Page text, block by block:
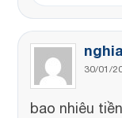
nghia
30/01/
bao nhiêu